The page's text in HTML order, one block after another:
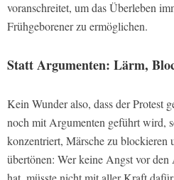
voranschreitet, um das Überleben
Frühgeborener zu ermöglichen.
Statt Argumenten: Lärm,
Kein Wunder also, dass der Protest
noch mit Argumenten geführt wird,
konzentriert, Märsche zu blockieren
übertönen: Wer keine Angst vor